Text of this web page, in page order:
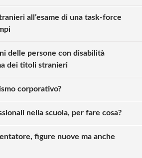
all’esame di una task-force
delle persone con disabilità
dei titoli stranieri
corporativo?
nella scuola, per fare cosa?
figure nuove ma anche
registrati possono